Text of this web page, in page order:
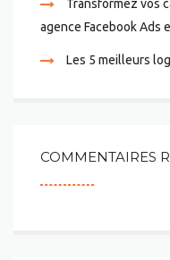
Transformez vos
agence Facebook Ads
Les 5 meilleurs
COMMENTAIRES